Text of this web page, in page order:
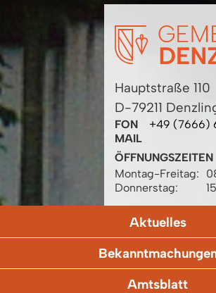
Hauptstraße 110
D-79211
FON
+49 (7666)
MAIL
ÖFFNUNGSZEITEN
Montag-Freitag:
Donnerstag:
Aktuelles
Amtsblatt